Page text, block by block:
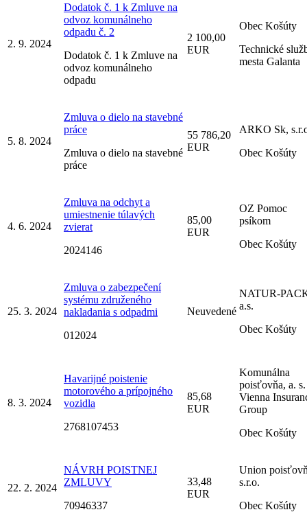
2. 9. 2024
Dodatok č. 1 k Zmluve na
odvoz komunálneho
odpadu č. 2
Dodatok č. 1 k Zmluve na
odvoz komunálneho
odpadu
2 100,00
EUR
Obec Košúty
Technické
mesta Galanta
5. 8. 2024
Zmluva o dielo na stavebné
práce
Zmluva o dielo na stavebné
práce
55 786,20
EUR
ARKO Sk,
Obec Košúty
4. 6. 2024
Zmluva na odchyt a
umiestnenie túlavých
zvierat
2024146
85,00
EUR
OZ Pomoc
psíkom
Obec Košúty
25. 3. 2024
Zmluva o zabezpečení
systému združeného
nakladania s odpadmi
012024
Neuvedené
NATUR-
a.s.
Obec Košúty
8. 3. 2024
Havarijné poistenie
motorového a prípojného
vozidla
2768107453
85,68
EUR
Komunálna
poisťovňa, a.
Vienna
Group
Obec Košúty
22. 2. 2024
NÁVRH POISTNEJ
ZMLUVY
70946337
33,48
EUR
Union
s.r.o.
Obec Košúty